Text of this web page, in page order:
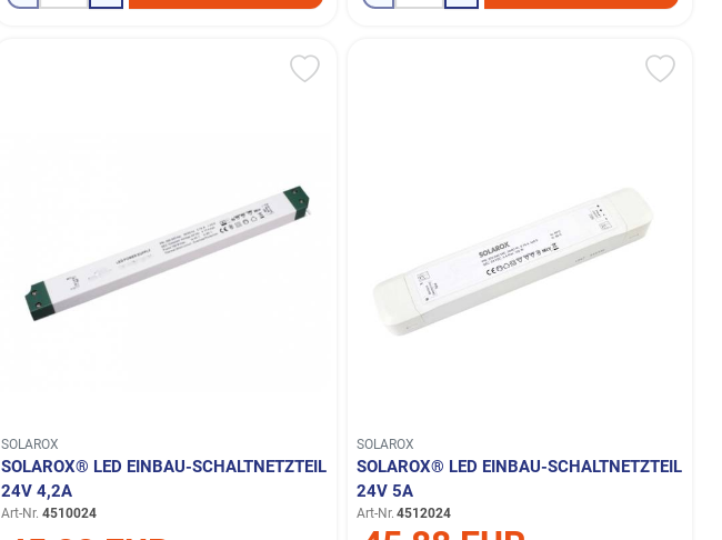
SOLAROX
SOLAROX® LED EINBAU-SCHALTNETZTEIL
24V 4,2A
Art-Nr. 4510024
SOLAROX
SOLAROX® LED EINBAU-SCHALTNETZTEIL
24V 5A
Art-Nr. 4512024